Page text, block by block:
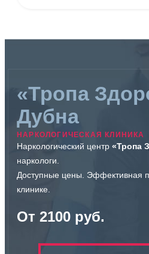
«Тропа
Дубна
НАРКОЛОГИЧЕСКАЯ КЛИНИКА
Наркологический центр «Тропа
наркологи.
Доступные цены. Эффективная
клинике.
От 2100 руб.